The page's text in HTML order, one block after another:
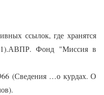
ссылок, где хранятся
Фонд "Миссия в
(Сведения …о курдах. О